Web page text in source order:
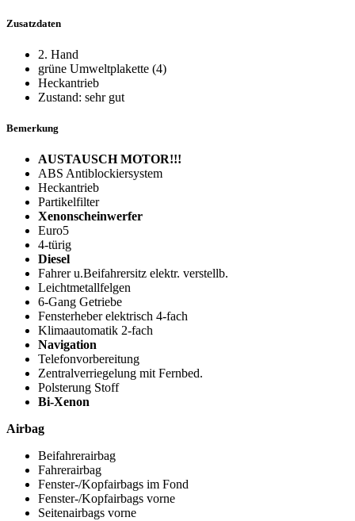
Zusatzdaten
2. Hand
grüne Umweltplakette (4)
Heckantrieb
Zustand: sehr gut
Bemerkung
AUSTAUSCH MOTOR!!!
ABS Antiblockiersystem
Heckantrieb
Partikelfilter
Xenonscheinwerfer
Euro5
4-türig
Diesel
Fahrer u.Beifahrersitz elektr. verstellb.
Leichtmetallfelgen
6-Gang Getriebe
Fensterheber elektrisch 4-fach
Klimaautomatik 2-fach
Navigation
Telefonvorbereitung
Zentralverriegelung mit Fernbed.
Polsterung Stoff
Bi-Xenon
Airbag
Beifahrerairbag
Fahrerairbag
Fenster-/Kopfairbags im Fond
Fenster-/Kopfairbags vorne
Seitenairbags vorne